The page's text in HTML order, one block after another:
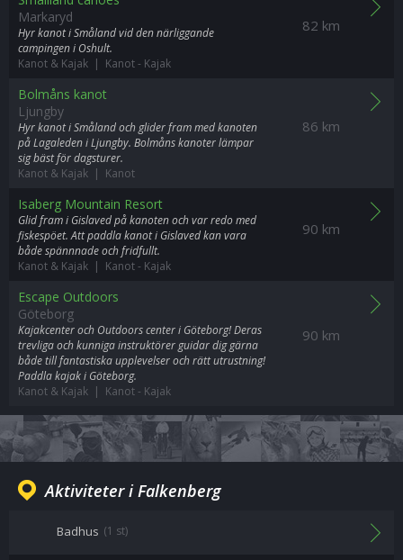
82 km
Markaryd
Hyr kanot i Småland vid den närliggande
campingen i Oshult.
Kanot & Kajak | Kanot- Kajak
86 km
Bolmåns kanot
Ljungby
Hyr kanot i Småland och glider fram med kanoten
på Lagaleden i Ljungby. Bolmåns kanoter lämpar
sig bäst för dagsturer.
Kanot & Kajak | Kanot
90 km
Isaberg Mountain Resort
Glid fram i Gislaved på kanoten och var redo med
fiskespöet. Att paddla kanot i Gislaved kan vara
både spännnade och fridfullt.
Kanot & Kajak | Kanot- Kajak
90 km
Escape Outdoors
Göteborg
Kajakcenter och Outdoors center i Göteborg! Deras
trevliga och kunniga instruktörer guidar dig gärna
både till fantastiska upplevelser och rätt utrustning!
Paddla kajak i Göteborg.
Kanot & Kajak | Kanot- Kajak
Aktiviteter i Falkenberg
Badhus (1 st)